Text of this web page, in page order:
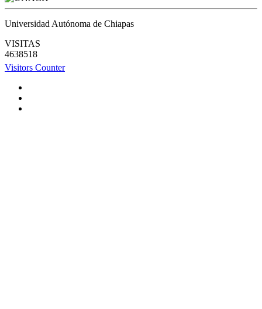
Universidad Autónoma de Chiapas
VISITAS
4638518
Visitors Counter